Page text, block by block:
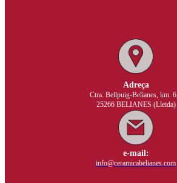
Adreça
Ctra. Bellpuig-Belianes, km.
25266 BELIANES (Lleida)
e-mail:
info@ceramicabelianes.com